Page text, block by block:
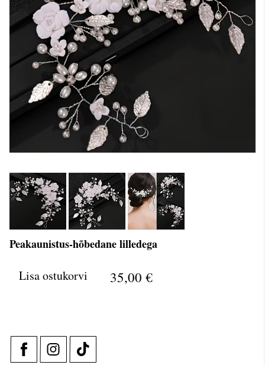
Peakaunistus-hõbedane lilledega
Lisa ostukorvi 35,00 €